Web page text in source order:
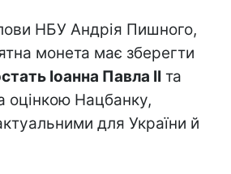
НБУ Андрія Пишного,
монета має зберегти
Іоанна Павла II та
оцінкою Нацбанку,
для України й